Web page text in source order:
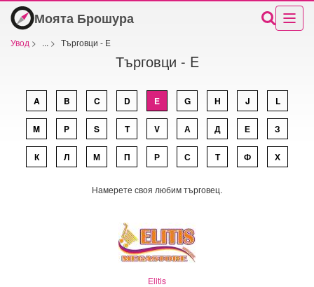
Моята Брошура
Увод > ... > Търговци - E
Търговци - E
A B C D E G H J L
M P S T V А Д Е З
К Л М П Р С Т Ф Х
Намерете своя любим търговец.
Elitis